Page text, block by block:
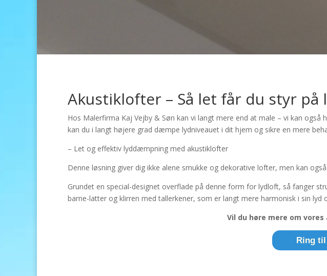
Akustiklofter – Så let får du styr
Hos Malerfirma Kaj Vejby & Søn kan vi langt mere end at male – vi kan
kan du i langt højere grad dæmpe lydniveauet i dit hjem og sikre en mere
– Let og effektiv lyddæmpning med akustiklofter
Denne løsning giver dig ikke alene smukke og dekorative lofter, men kan
Grundet en special-designet overflade på denne form for lydloft, så fanger
barne-latter og klirren med tallerkener, som er langt mere harmonisk i sin lyd
Vil du høre mere om
Ring til